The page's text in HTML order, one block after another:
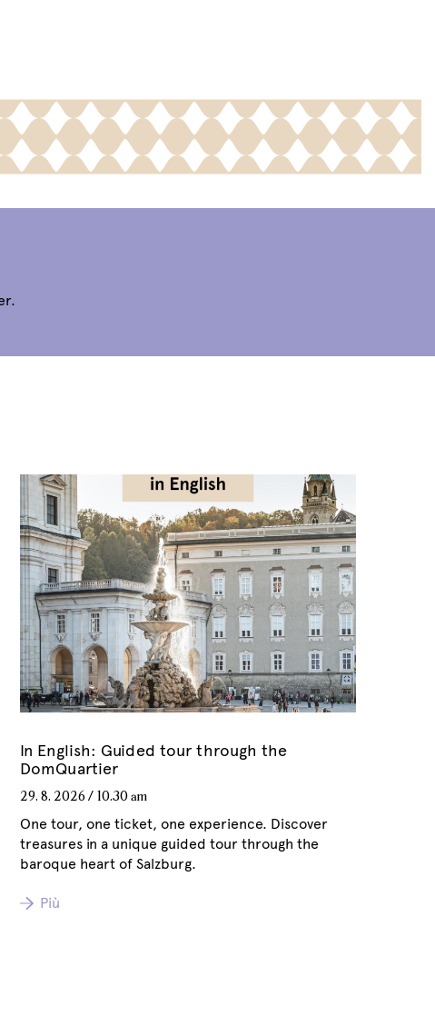
In English: Guided tour through the
DomQuartier
29. 8. 2026/ 10.30 am
One tour, one ticket, one experience. Discover
treasures in a unique guided tour through the
baroque heart of Salzburg.
Più